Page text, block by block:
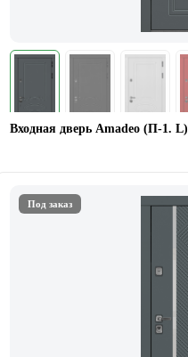
Входная дверь Amadeo (П-1. L)
Под заказ